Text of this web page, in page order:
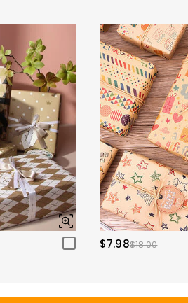
$7.98$18.00